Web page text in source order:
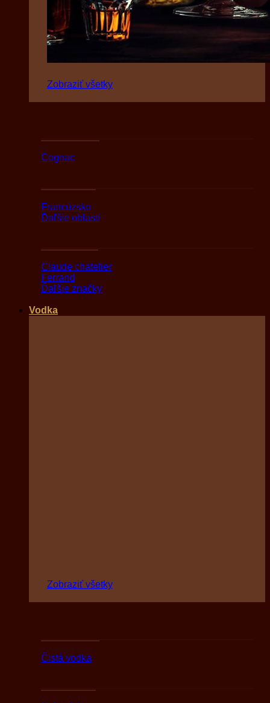
Zobraziť všetky
Cognac
Francúzsko
Ďaľšie oblasti
Claude chatelier
Ferrand
Ďaľšie značky
Vodka
Zobraziť všetky
Čistá vodka